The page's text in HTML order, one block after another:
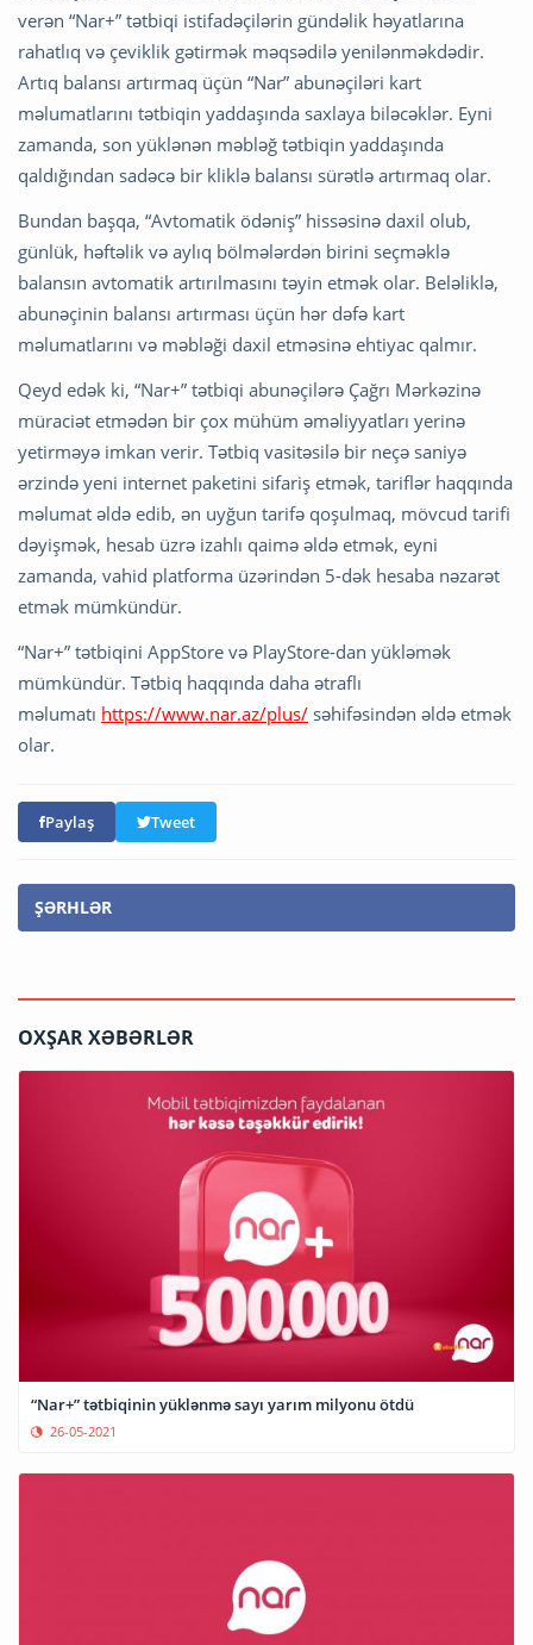
verən “Nar+” tətbiqi istifadəçilərin gündəlik həyatlarına
rahatlıq və çeviklik gətirmək məqsədilə yenilənməkdədir.
Artıq balansı artırmaq üçün “Nar” abunəçiləri kart
məlumatlarını tətbiqin yaddaşında saxlaya biləcəklər. Eyni
zamanda, son yüklənən məbləğ tətbiqin yaddaşında
qaldığından sadəcə bir kliklə balansı sürətlə artırmaq olar.
Bundan başqa, “Avtomatik ödəniş” hissəsinə daxil olub,
günlük, həftəlik və aylıq bölmələrdən birini seçməklə
balansın avtomatik artırılmasını təyin etmək olar. Beləliklə,
abunəçinin balansı artırması üçün hər dəfə kart
məlumatlarını və məbləği daxil etməsinə ehtiyac qalmır.
Qeyd edək ki, “Nar+” tətbiqi abunəçilərə Çağrı Mərkəzinə
müraciət etmədən bir çox mühüm əməliyyatları yerinə
yetirməyə imkan verir. Tətbiq vasitəsilə bir neçə saniyə
ərzində yeni internet paketini sifariş etmək, tariflər haqqında
məlumat əldə edib, ən uyğun tarifə qoşulmaq, mövcud tarifi
dəyişmək, hesab üzrə izahlı qaimə əldə etmək, eyni
zamanda, vahid platforma üzərindən 5-dək hesaba nəzarət
etmək mümkündür.
“Nar+” tətbiqini AppStore və PlayStore-dan yükləmək
mümkündür. Tətbiq haqqında daha ətraflı
məlumatı https://www.nar.az/plus/ səhifəsindən əldə etmək
olar.
Paylaş Tweet
ŞƏRHLƏR
OXŞAR XƏBƏRLƏR
“Nar+” tətbiqinin yüklənmə sayı yarım milyonu ötdü
26-05-2021